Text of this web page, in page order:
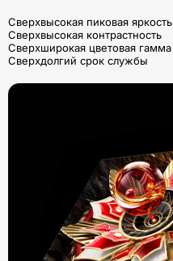
Сверхвысокая пиковая яркость
Сверхвысокая контрастность
Сверхширокая цветовая гамма
Сверхдолгий срок службы